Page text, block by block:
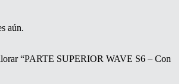
aún.
“PARTE SUPERIOR WAVE S6 – Con